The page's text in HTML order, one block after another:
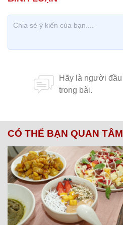
CÓ THỂ BẠN QUAN TÂM